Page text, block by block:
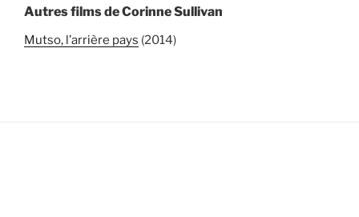
Autres films de Corinne Sullivan
Mutso, l’arrière pays (2014)